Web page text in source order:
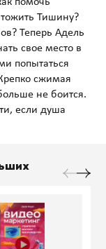
Тишину?
Теперь Адель
свое место в
попытаться
сжимая
не боится.
если душа